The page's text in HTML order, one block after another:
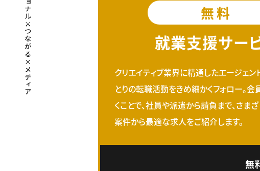
無料
就業支援サー
クリエイティブ業界に精通したエージェン
とりの転職活動をきめ細かくフォロー。
くことで、社員や派遣から請負まで、さま
案件から最適な求人をご紹介します。
無